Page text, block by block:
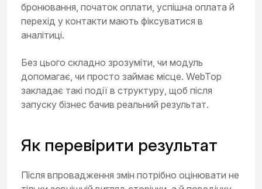
бронювання, початок оплати, успішна оплата й
перехід у контакти мають фіксуватися в
аналітиці.
Без цього складно зрозуміти, чи модуль
допомагає, чи просто займає місце. WebTop
закладає такі події в структуру, щоб після
запуску бізнес бачив реальний результат.
Як перевірити результат
Після впровадження змін потрібно оцінювати не